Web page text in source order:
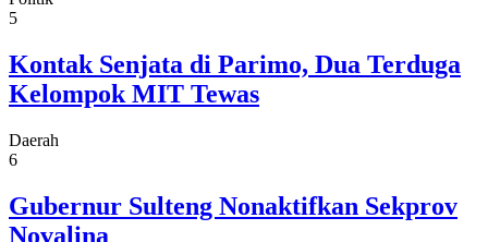
5
Kontak Senjata di Parimo, Dua Terduga
Kelompok MIT Tewas
Daerah
6
Gubernur Sulteng Nonaktifkan Sekprov
Novalina